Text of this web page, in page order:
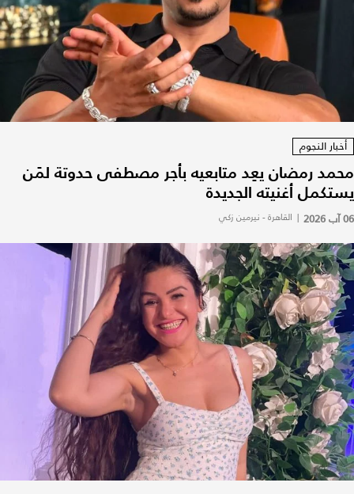
أخبار النجوم
محمد رمضان يعِد متابعيه بأجر مصطفى حدوتة لمَن
يستكمل أغنيته الجديدة
06 آب 2026 | القاهرة - نيرمين زكي